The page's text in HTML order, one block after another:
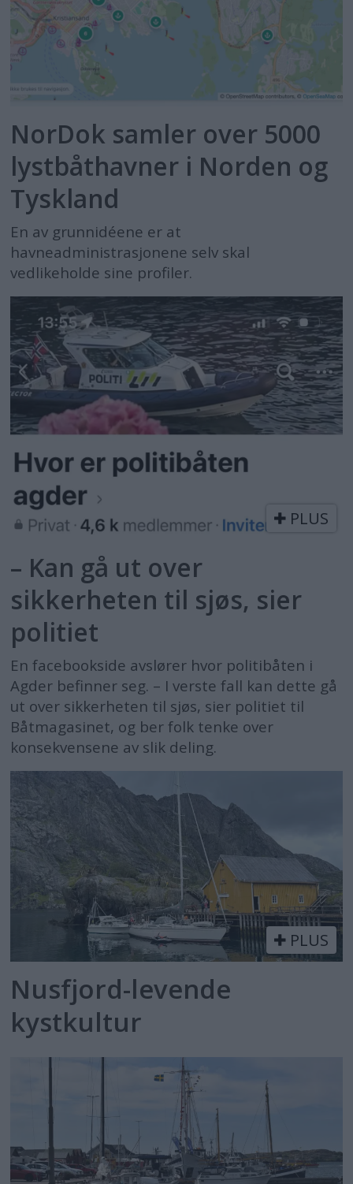
NorDok samler over 5000
lystbåthavner i Norden og
Tyskland
En av grunnidéene er at
havneadministrasjonene selv skal
vedlikeholde sine profiler.
PLUS
– Kan gå ut over
sikkerheten til sjøs, sier
politiet
En facebookside avslører hvor politibåten i
Agder befinner seg. – I verste fall kan dette gå
ut over sikkerheten til sjøs, sier politiet til
Båtmagasinet, og ber folk tenke over
konsekvensene av slik deling.
PLUS
Nusfjord-levende
kystkultur